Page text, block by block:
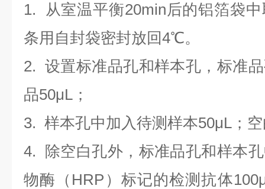
1. 从室温平衡20min后的铝箔袋
条用自封袋密封放回4℃。
2. 设置标准品孔和样本孔，标准
品50μL；
3. 样本孔中加 入待测样本50μL；
4.
除空白孔外，标准品孔和样本
物酶（HRP）标记的检测抗体